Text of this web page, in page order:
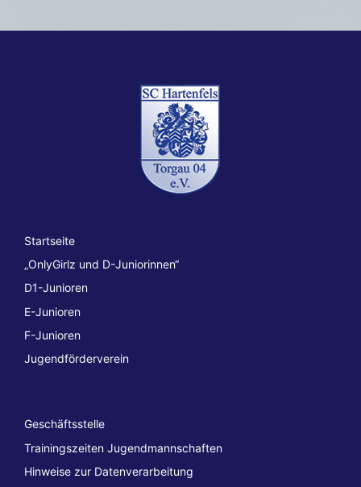
Startseite
„OnlyGirlz und D-Juniorinnen“
D1-Junioren
E-Junioren
F-Junioren
Jugendförderverein
Geschäftsstelle
Trainingszeiten Jugendmannschaften
Hinweise zur Datenverarbeitung